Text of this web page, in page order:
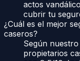
actos
cubrir tu
¿Cuál es el mejor
caseros?
Según
propietarios